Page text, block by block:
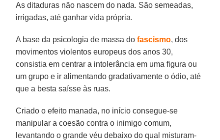
As ditaduras não nascem do nada. São semeadas,
irrigadas, até ganhar vida própria.
A base da psicologia de massa dofascismo, dos
movimentos violentos europeus dos anos 30,
consistia em centrar a intolerância em uma figura ou
um grupo e ir alimentando gradativamente o ódio, até
que a besta saísse às ruas.
Criado o efeito manada, no início consegue-se
manipular a coesão contra o inimigo comum,
levantando o grande véu debaixo do qual misturam-